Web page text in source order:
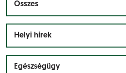
Összes
Helyi hírek
Egészségügy